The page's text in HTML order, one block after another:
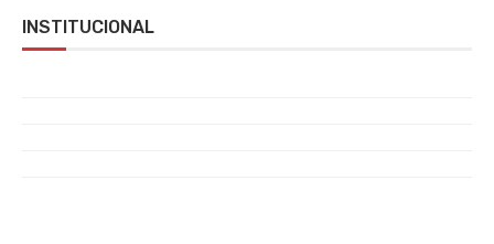
INSTITUCIONAL